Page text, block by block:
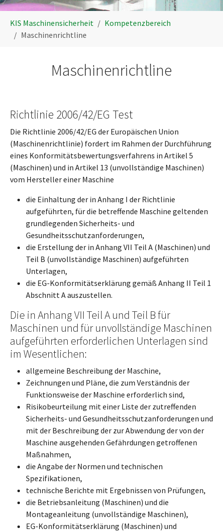
KIS Maschinensicherheit
Kompetenzbereich
Maschinenrichtline
Maschinenrichtline
Richtlinie 2006/42/EG Test
Die Richtlinie 2006/42/EG der Europäischen Union
(Maschinenrichtlinie) fordert im Rahmen der Durchführung
eines Konformitätsbewertungsverfahrens in Artikel 5
(Maschinen) und in Artikel 13 (unvollständige Maschinen)
vom Hersteller einer Maschine
die Einhaltung der in Anhang I der Richtlinie
aufgeführten, für die betreffende Maschine geltenden
grundlegenden Sicherheits- und
Gesundheitsschutzanforderungen,
die Erstellung der in Anhang VII Teil A (Maschinen) und
Teil B (unvollständige Maschinen) aufgeführten
Unterlagen,
die EG-Konformitätserklärung gemäß Anhang II Teil 1
Abschnitt A auszustellen.
Die in Anhang VII Teil A und Teil B für
Maschinen und für unvollständige Maschinen
aufgeführten erforderlichen Unterlagen sind
im Wesentlichen:
allgemeine Beschreibung der Maschine,
Zeichnungen und Pläne, die zum Verständnis der
Funktionsweise der Maschine erforderlich sind,
Risikobeurteilung mit einer Liste der zutreffenden
Sicherheits- und Gesundheitsschutzanforderungen und
mit der Beschreibung der zur Abwendung der von der
Maschine ausgehenden Gefährdungen getroffenen
Maßnahmen,
die Angabe der Normen und technischen
Spezifikationen,
technische Berichte mit Ergebnissen von Prüfungen,
die Betriebsanleitung (Maschinen) und die
Montageanleitung (unvollständige Maschinen),
EG-Konformitätserklärung (Maschinen) und